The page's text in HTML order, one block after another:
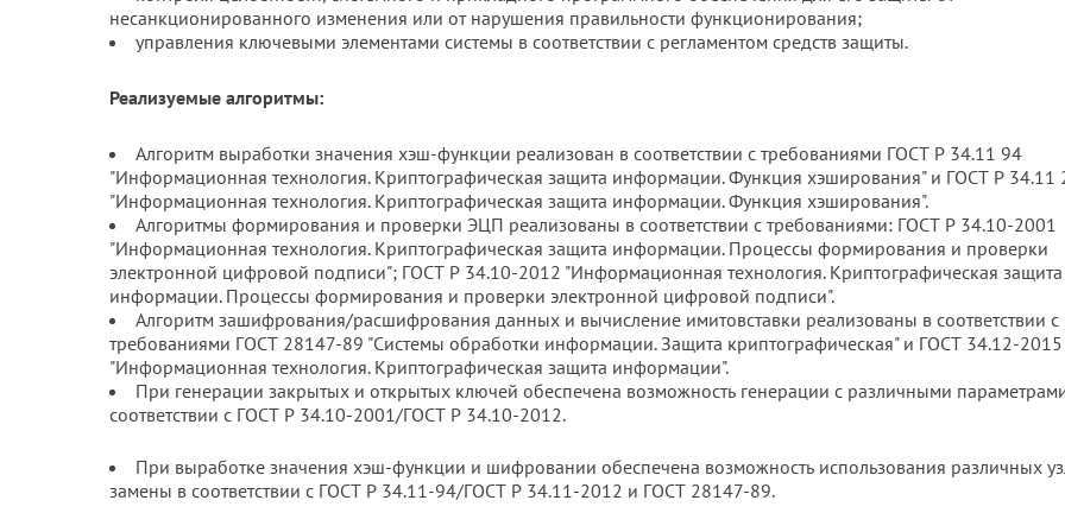
несанкционированного изменения или от нарушения правильности функционирования;
управления ключевыми элементами системы в соответствии с регламентом средств защиты.
Реализуемые алгоритмы:
Алгоритм выработки значения хэш-функции реализован в соответствии с требованиями ГОСТ Р 34.11 94
"Информационная технология. Криптографическая защита информации. Функция хэширования" и ГОСТ Р 34.11
"Информационная технология. Криптографическая защита информации. Функция хэширования".
Алгоритмы формирования и проверки ЭЦП реализованы в соответствии с требованиями: ГОСТ Р 34.10-2001
"Информационная технология. Криптографическая защита информации. Процессы формирования и проверки
электронной цифровой подписи"; ГОСТ Р 34.10-2012 "Информационная технология. Криптографическая защита
информации. Процессы формирования и проверки электронной цифровой подписи".
Алгоритм зашифрования/расшифрования данных и вычисление имитовставки реализованы в соответствии с
требованиями ГОСТ 28147-89 "Системы обработки информации. Защита криптографическая" и ГОСТ 34.12-2015
"Информационная технология. Криптографическая защита информации".
При генерации закрытых и открытых ключей обеспечена возможность генерации с различными
соответствии с ГОСТ Р 34.10-2001/ГОСТ Р 34.10-2012.
При выработке значения хэш-функции и шифровании обеспечена возможность использования различных
замены в соответствии с ГОСТ Р 34.11-94/ГОСТ Р 34.11-2012 и ГОСТ 28147-89.